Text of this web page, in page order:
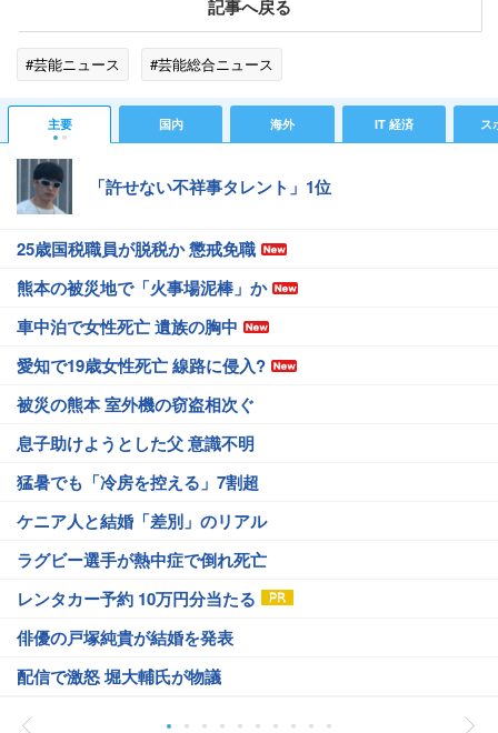
記事へ戻る
#芸能ニュース #芸能総合ニュース
主要 国内 海外 IT 経済 ス
「許せない不祥事タレント」1位
25歳国税職員が脱税か 懲戒免職
熊本の被災地で「火事場泥棒」か
車中泊で女性死亡 遺族の胸中
愛知で19歳女性死亡 線路に侵入?
被災の熊本 室外機の窃盗相次ぐ
息子助けようとした父 意識不明
猛暑でも「冷房を控える」7割超
ケニア人と結婚「差別」のリアル
ラグビー選手が熱中症で倒れ死亡
レンタカー予約 10万円分当たる
俳優の戸塚純貴が結婚を発表
配信で激怒 堀大輔氏が物議